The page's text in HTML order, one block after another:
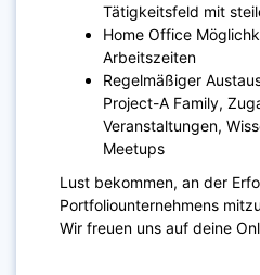
Tätigkeitsfeld mit
Home Office
Arbeitszeiten
Regelmäßiger
Project-A Family,
Veranstaltungen,
Meetups
Lust bekommen, an der
Portfoliounternehmens
Wir freuen uns auf deine